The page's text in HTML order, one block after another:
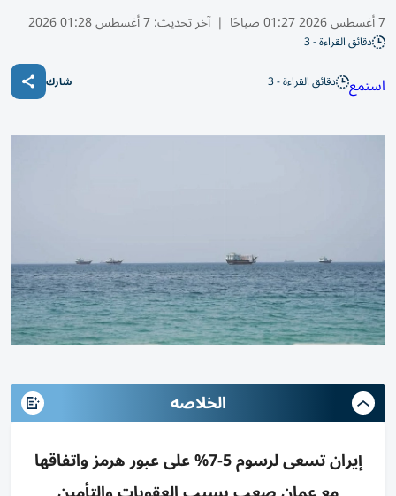
7 أغسطس 2026 01:27 صباحًا | آخر تحديث:7 أغسطس 01:28 2026
دقائق القراءة - 3
استمع دقائق القراءة - 3 شارك
الخلاصه
إيران تسعى لرسوم 5-7% على عبور هرمز واتفاقها